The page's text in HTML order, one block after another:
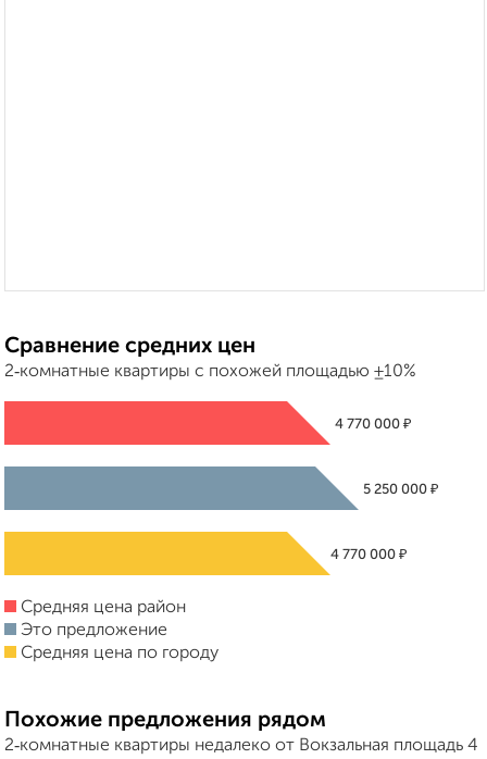
Сравнение средних цен
2‑комнатные квартиры с похожей площадью ±10%
4 770 000 ₽
5 250 000 ₽
4 770 000 ₽
Средняя цена район
Это предложение
Средняя цена по городу
Похожие предложения рядом
2‑комнатные квартиры недалеко от Вокзальная площадь 4